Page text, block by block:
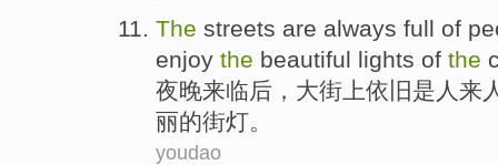
The streets are always full of
enjoy the beautiful lights of the
夜晚来临后， 大街 上依旧 是 人 来
丽的街灯。
youdao